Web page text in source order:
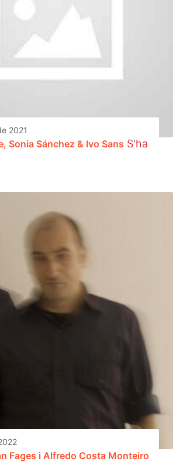
2021
Sonia Sánchez & Ivo Sans S'ha
Fages i Alfredo Costa Monteiro